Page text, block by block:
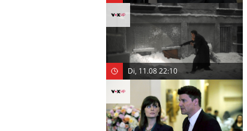
Di, 11.08 22:10